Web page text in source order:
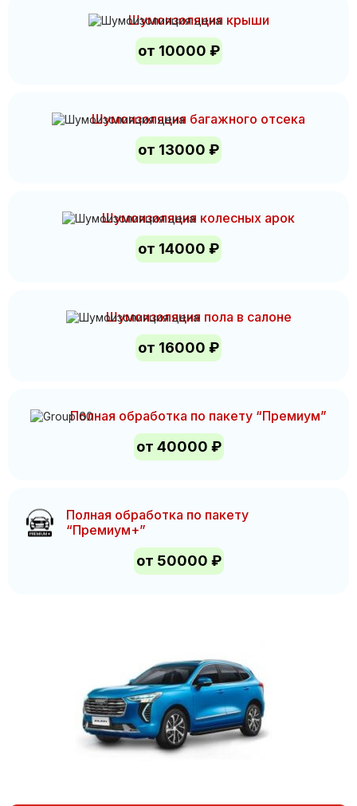
Шумоизоляция крыши
от 10000 ₽
Шумоизоляция багажного отсека
от 13000 ₽
Шумоизоляция колесных арок
от 14000 ₽
Шумоизоляция пола в салоне
от 16000 ₽
Полная обработка по пакету “Премиум”
от 40000 ₽
Полная обработка по пакету
“Премиум+”
от 50000 ₽